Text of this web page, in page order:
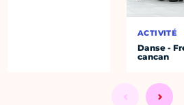
ACTIVITÉ
Danse -
cancan